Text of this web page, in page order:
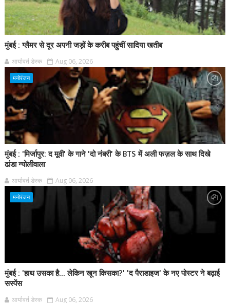
मुंबई : ग्लैमर से दूर अपनी जड़ों के करीब पहुंचीं सादिया खतीब
आर्यावर्त डेस्क Aug 06, 2026
मनोरंजन
मुंबई : 'मिर्जापुर: द मूवी' के गाने 'दो नंबरी' के BTS में अली फज़ल के साथ दिखे
ढांडा न्योलीवाला
आर्यावर्त डेस्क Aug 06, 2026
मनोरंजन
मुंबई : 'हाथ उसका है... लेकिन खून किसका?' 'द पैराडाइज' के नए पोस्टर ने बढ़ाई
सस्पेंस
आर्यावर्त डेस्क Aug 06, 2026